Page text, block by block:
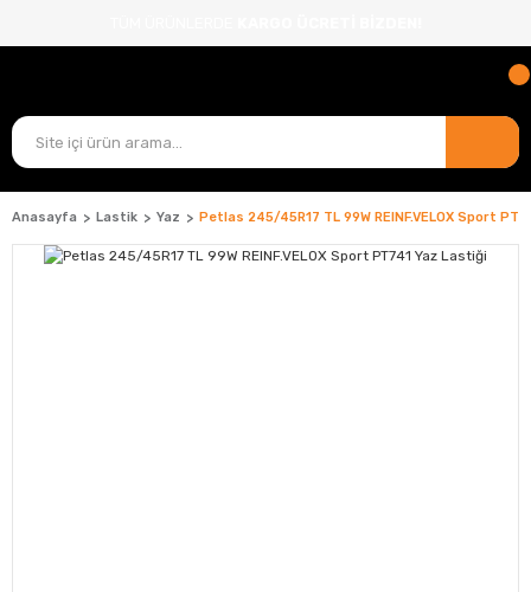
Anasayfa Lastik Yaz Petlas 245/45R17 TL 99W REINF.VELOX Sport